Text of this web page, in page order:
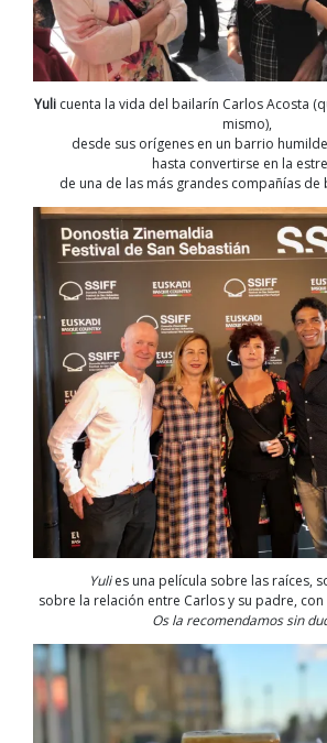
Yulicuenta la vida del bailarín Carlos Acosta
mismo),
desde sus orígenes en un barrio
hasta convertirse en la
de una de las más grandes compañías
Yulies una película sobre las raíces,
sobre la relación entre Carlos y su padre, con
Os la recomendamos sin